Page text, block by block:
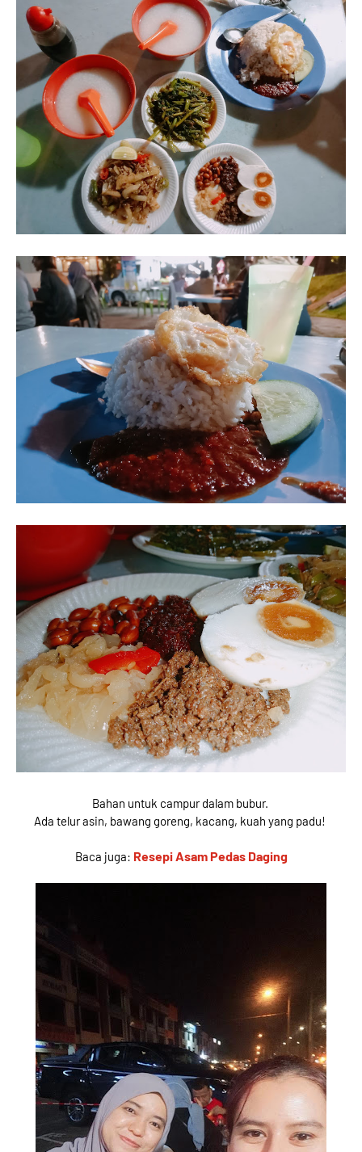
Bahan untuk campur dalam bubur.
Ada telur asin, bawang goreng, kacang, kuah yang padu!
Baca juga: Resepi Asam Pedas Daging